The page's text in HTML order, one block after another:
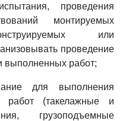
проведения
монтируемых
или
проведение
выполненных работ;
для выполнения
работ (такелажные и
грузоподъемные